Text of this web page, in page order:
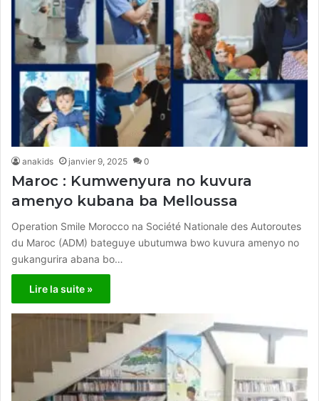
anakids janvier 9, 2025 0
Maroc : Kumwenyura no kuvura
amenyo kubana ba Melloussa
Operation Smile Morocco na Société Nationale des Autoroutes
du Maroc (ADM) bateguye ubutumwa bwo kuvura amenyo no
gukangurira abana bo…
Lire la suite »